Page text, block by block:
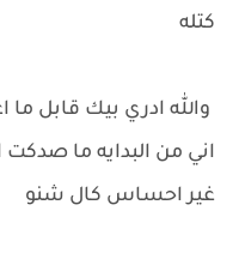
كتله
والله ادري بيك قابل
اني من البدايه ما
غير احساس كال شنو